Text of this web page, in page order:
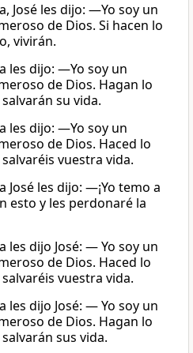
José les dijo: —Yo soy un
de Dios. Si hacen lo
vivirán.
les dijo: —Yo soy un
de Dios. Hagan lo
su vida.
les dijo: ―Yo soy un
de Dios. Haced lo
vuestra vida.
José les dijo: —¡Yo temo a
esto y les perdonaré la
les dijo José: — Yo soy un
de Dios. Haced lo
vuestra vida.
les dijo José: — Yo soy un
de Dios. Hagan lo
sus vida.